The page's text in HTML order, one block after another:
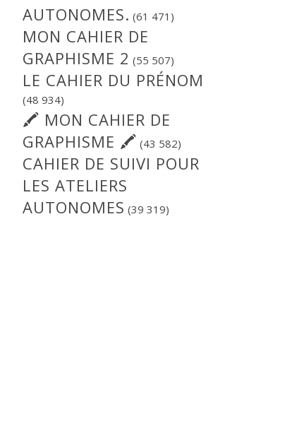
AUTONOMES. (61 471)
MON CAHIER DE
GRAPHISME 2 (55 507)
LE CAHIER DU PRÉNOM
(48 934)
🖍 MON CAHIER DE
GRAPHISME 🖍 (43 582)
CAHIER DE SUIVI POUR
LES ATELIERS
AUTONOMES (39 319)